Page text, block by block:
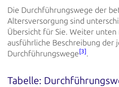
Die Durchführungswege der
Altersversorgung sind
Übersicht für Sie. Weiter unten
ausführliche Beschreibung der
Durchführungswege [3] .
Tabelle: